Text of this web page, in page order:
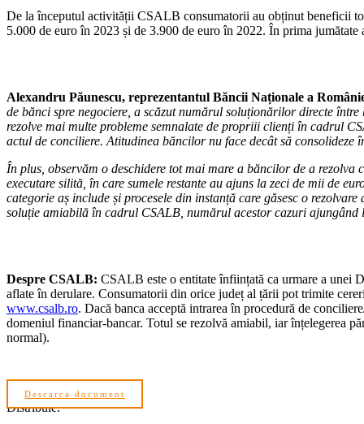
De la începutul activității CSALB consumatorii au obținut beneficii
5.000 de euro în 2023 și de 3.900 de euro în 2022. În prima
Alexandru Păunescu, reprezentantul Băncii Naționale a
de bănci spre negociere, a scăzut numărul soluționărilor directe
rezolve mai multe probleme semnalate de propriii clienți în cadrul
actul de conciliere. Atitudinea băncilor nu face decât să
În plus, observăm o deschidere tot mai mare a băncilor de a
executare silită, în care sumele restante au ajuns la zeci de mii de
categorie aș include și procesele din instanță care găsesc o
soluție amiabilă în cadrul CSALB, numărul acestor cazuri ajungând
Despre CSALB: CSALB este o entitate înființată ca urmare a unei
aflate în derulare. Consumatorii din orice județ al țării pot trimite
www.csalb.ro. Dacă banca acceptă intrarea în procedură de
domeniul financiar-bancar. Totul se rezolvă amiabil, iar înțelegerea
normal).
Descarca document
Distribuie: